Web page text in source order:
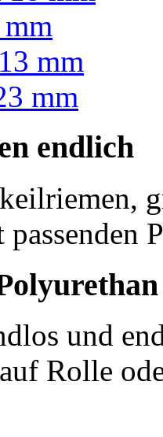
mm
mm
endlich
und
Rolle